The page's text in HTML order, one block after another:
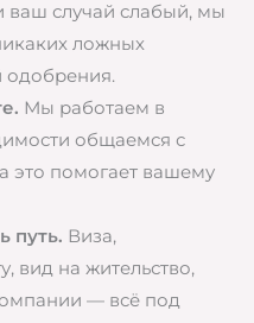
ваш случай слабый, мы
ложных
одобрения.
Мы работаем в
общаемся с
это помогает вашему
путь. Виза,
вид на жительство,
— всё под